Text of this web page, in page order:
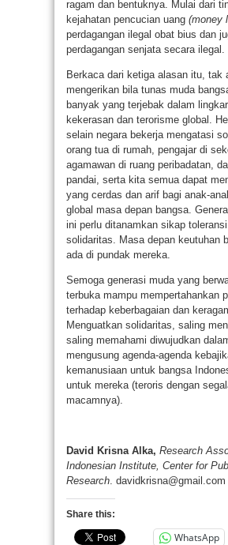
ragam dan bentuknya. Mulai dari
kejahatan pencucian uang (money
perdagangan ilegal obat bius dan
perdagangan senjata secara ilegal.
Berkaca dari ketiga alasan itu, tak
mengerikan bila tunas muda
banyak yang terjebak dalam
kekerasan dan terorisme global.
selain negara bekerja mengatasi
orang tua di rumah, pengajar di
agamawan di ruang peribadatan,
pandai, serta kita semua dapat
yang cerdas dan arif bagi anak-
global masa depan bangsa.
ini perlu ditanamkan sikap
solidaritas. Masa depan keutuhan
ada di pundak mereka.
Semoga generasi muda yang
terbuka mampu mempertahankan
terhadap keberbagaian dan
Menguatkan solidaritas, saling
saling memahami diwujudkan
mengusung agenda-agenda
kemanusiaan untuk bangsa
untuk mereka (teroris dengan
macamnya).
David Krisna Alka, Research
Indonesian Institute , Center for
Research . davidkrisna@gmail.com
Share this:
WhatsApp